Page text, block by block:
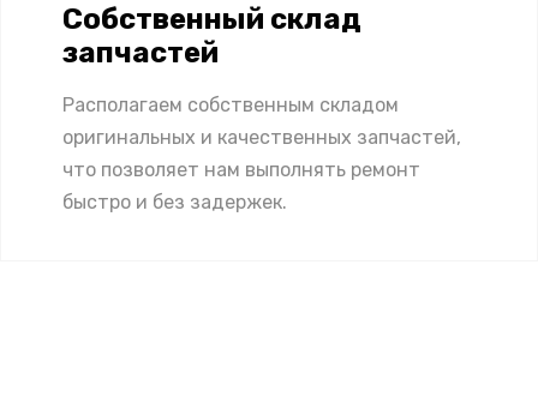
Собственный склад
запчастей
Располагаем собственным складом
оригинальных и качественных запчастей,
что позволяет нам выполнять ремонт
быстро и без задержек.